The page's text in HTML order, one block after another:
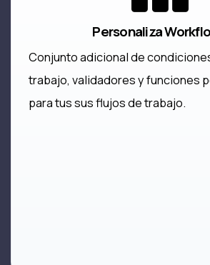
Personaliza
Conjunto adicional de
trabajo, validadores y funciones
para tus sus flujos de trabajo.